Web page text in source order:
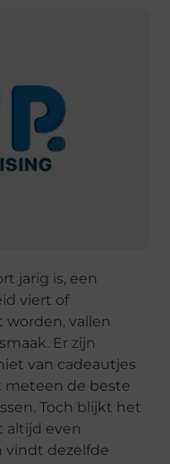
jarig is, een
viert of
vallen
Er zijn
van cadeautjes
meteen de beste
Toch blijkt het
altijd even
vindt dezelfde